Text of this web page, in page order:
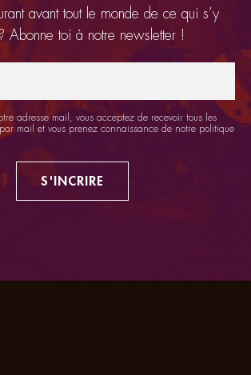
avant tout le monde de ce qui s’y
Abonne toi à notre newsletter !
adresse mail, vous acceptez de recevoir tous les
mail et vous prenez connaissance de notre politique
S'INCRIRE